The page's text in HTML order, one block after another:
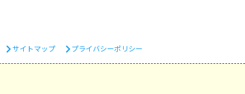
サイトマップ プライバシーポリシー